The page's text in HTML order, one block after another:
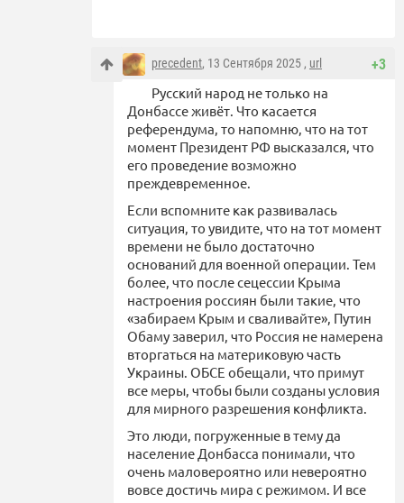
+3
precedent, 13 Сентября 2025 , url
Русский народ не только на
Донбассе живёт. Что касается
референдума, то напомню, что на тот
момент Президент РФ высказался, что
его проведение возможно
преждевременное.
Если вспомните как развивалась
ситуация, то увидите, что на тот момент
времени не было достаточно
оснований для военной операции. Тем
более, что после сецессии Крыма
настроения россиян были такие, что
«забираем Крым и сваливайте», Путин
Обаму заверил, что Россия не намерена
вторгаться на материковую часть
Украины. ОБСЕ обещали, что примут
все меры, чтобы были созданы условия
для мирного разрешения конфликта.
Это люди, погруженные в тему да
население Донбасса понимали, что
очень маловероятно или невероятно
вовсе достичь мира с режимом. И все